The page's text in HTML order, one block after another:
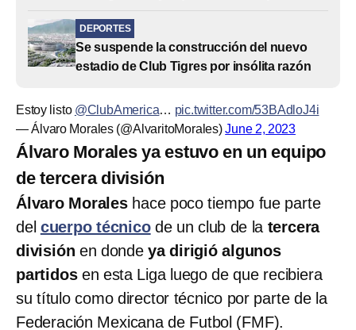
DEPORTES
Se suspende la construcción del nuevo
estadio de Club Tigres por insólita razón
Estoy listo @ClubAmerica… pic.twitter.com/53BAdloJ4i
— Álvaro Morales (@AlvaritoMorales)June 2, 2023
Álvaro Morales ya estuvo en un equipo
de tercera división
Álvaro Moraleshace poco tiempo fue parte
del cuerpo técnicode un club de la tercera
división en dondeya dirigió algunos
partidos en esta Liga luego de que recibiera
su título como director técnico por parte de la
Federación Mexicana de Futbol (FMF).